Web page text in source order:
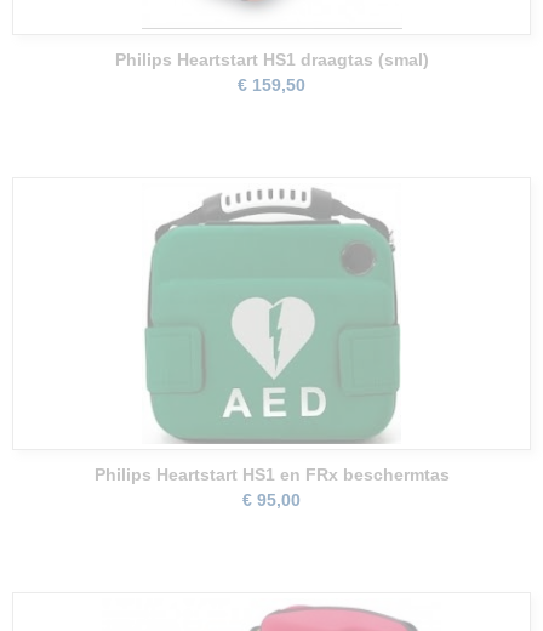
Philips Heartstart HS1 draagtas (smal)
€ 159,50
Philips Heartstart HS1 en FRx beschermtas
€ 95,00